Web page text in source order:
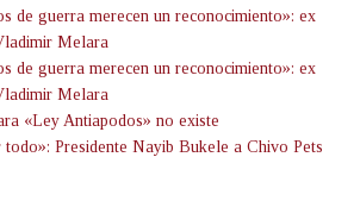
de guerra merecen un reconocimiento»: ex
Melara
de guerra merecen un reconocimiento»: ex
Melara
«Ley Antiapodos» no existe
todo»: Presidente Nayib Bukele a Chivo Pets